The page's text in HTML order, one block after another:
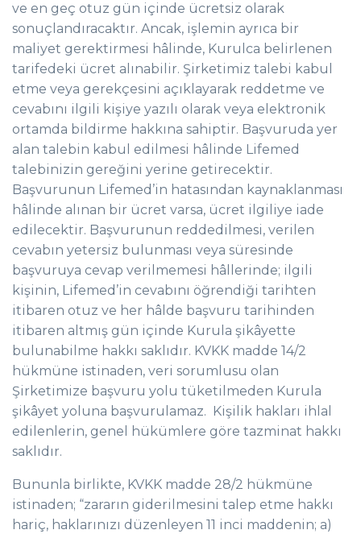
ve en geç otuz gün içinde ücretsiz olarak
sonuçlandıracaktır. Ancak, işlemin ayrıca bir
maliyet gerektirmesi hâlinde, Kurulca belirlenen
tarifedeki ücret alınabilir. Şirketimiz talebi kabul
etme veya gerekçesini açıklayarak reddetme ve
cevabını ilgili kişiye yazılı olarak veya elektronik
ortamda bildirme hakkına sahiptir. Başvuruda yer
alan talebin kabul edilmesi hâlinde Lifemed
talebinizin gereğini yerine getirecektir.
Başvurunun Lifemed’in hatasından kaynaklanması
hâlinde alınan bir ücret varsa, ücret ilgiliye iade
edilecektir. Başvurunun reddedilmesi, verilen
cevabın yetersiz bulunması veya süresinde
başvuruya cevap verilmemesi hâllerinde; ilgili
kişinin, Lifemed’in cevabını öğrendiği tarihten
itibaren otuz ve her hâlde başvuru tarihinden
itibaren altmış gün içinde Kurula şikâyette
bulunabilme hakkı saklıdır. KVKK madde 14/2
hükmüne istinaden, veri sorumlusu olan
Şirketimize başvuru yolu tüketilmeden Kurula
şikâyet yoluna başvurulamaz. Kişilik hakları ihlal
edilenlerin, genel hükümlere göre tazminat hakkı
saklıdır.
Bununla birlikte, KVKK madde 28/2 hükmüne
istinaden; “zararın giderilmesini talep etme hakkı
hariç, haklarınızı düzenleyen 11 inci maddenin; a)